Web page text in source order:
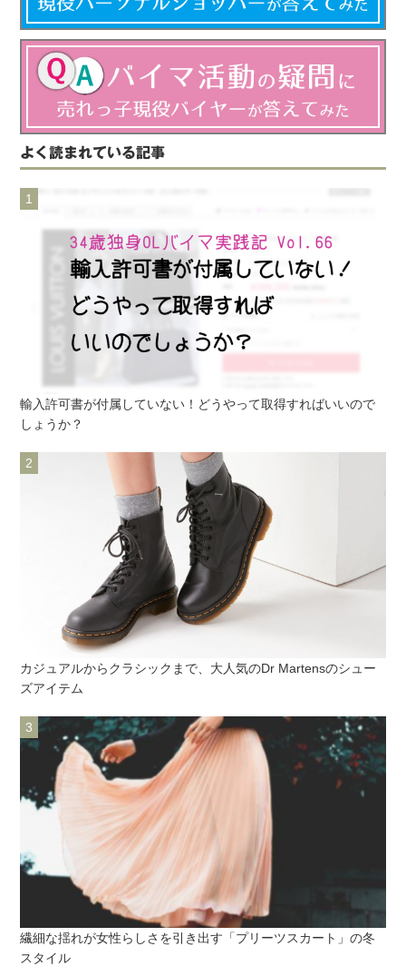
よく読まれている記事
輸入許可書が付属していない！どうやって取得すればいいので
しょうか？
カジュアルからクラシックまで、大人気のDr Martensのシュー
ズアイテム
繊細な揺れが女性らしさを引き出す「プリーツスカート」の冬
スタイル